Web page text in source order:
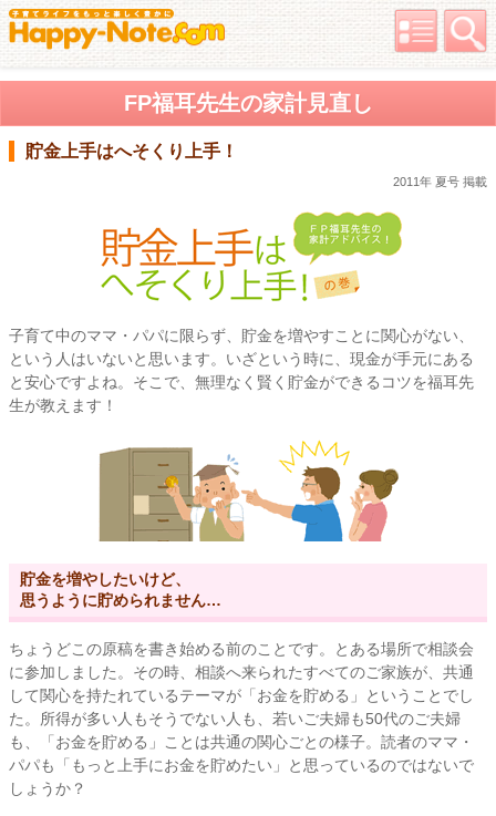
FP福耳先生の家計見直し
貯金上手はへそくり上手！
2011年 夏号 掲載
子育て中のママ・パパに限らず、貯金を増やすことに関心がない、
という人はいないと思います。いざという時に、現金が手元にある
と安心ですよね。そこで、無理なく賢く貯金ができるコツを福耳先
生が教えます！
貯金を増やしたいけど、
思うように貯められません…
ちょうどこの原稿を書き始める前のことです。とある場所で相談会
に参加しました。その時、相談へ来られたすべてのご家族が、共通
して関心を持たれているテーマが「お金を貯める」ということでし
た。所得が多い人もそうでない人も、若いご夫婦も50代のご夫婦
も、「お金を貯める」ことは共通の関心ごとの様子。読者のママ・
パパも「もっと上手にお金を貯めたい」と思っているのではないで
しょうか？